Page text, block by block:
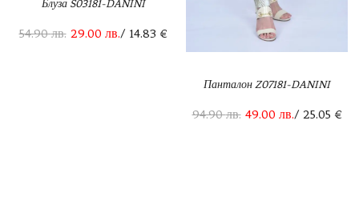
Блуза S03181-DANINI
54.90лв. 29.00 лв./ 14.83 €
Панталон Z07181-DANINI
94.90лв. 49.00 лв./ 25.05 €